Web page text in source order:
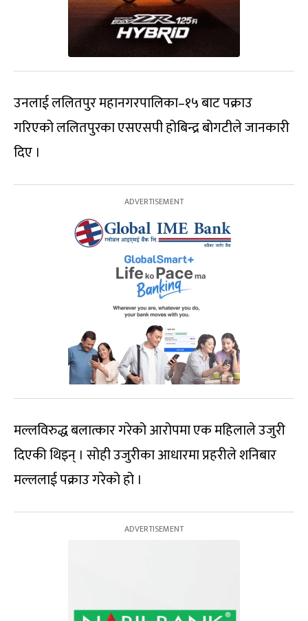
उनलाई ललितपुर महानगरपालिका–१५ बाट पक्राउ
गरिएको ललितपुरका एसएसपी होबिन्द्र बोगटीले जानकारी
दिए ।
मल्लविरुद्ध बलात्कार गरेको आरोपमा एक महिलाले उजुरी
दिएकी थिइन् । सोही उजुरीका आधारमा प्रहरीले शनिबार
मल्ललाई पक्राउ गरेको हो ।